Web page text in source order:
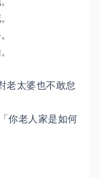
老太婆也不敢怠
你老人家是如何